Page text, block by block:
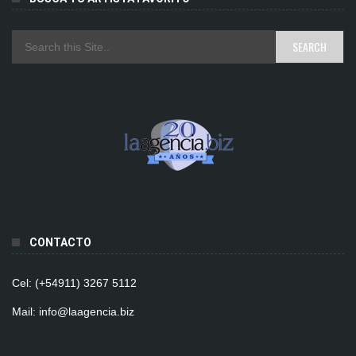
CONTACTO
Cel: (+54911) 3267 5112
Mail: info@laagencia.biz